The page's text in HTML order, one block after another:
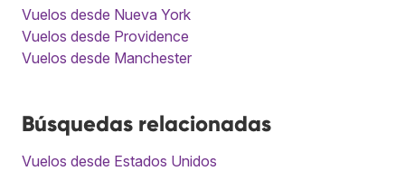
Vuelos desde Nueva York
Vuelos desde Providence
Vuelos desde Manchester
Búsquedas relacionadas
Vuelos desde Estados Unidos